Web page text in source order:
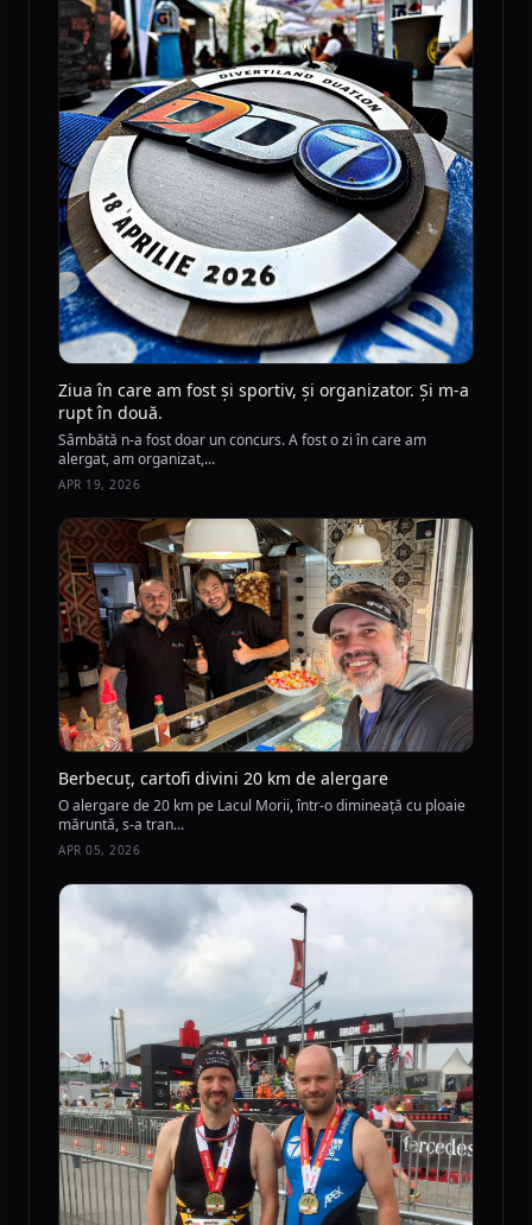
Ziua în care am fost și sportiv, și organizator. Și m-a
rupt în două.
Sâmbătă n-a fost doar un concurs. A fost o zi în care am
alergat, am organizat,...
APR 19, 2026
Berbecuț, cartofi divini 20 km de alergare
O alergare de 20 km pe Lacul Morii, într-o dimineață cu ploaie
măruntă, s-a tran...
APR 05, 2026